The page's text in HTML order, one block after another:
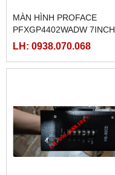
MÀN HÌNH PROFACE
PFXGP4402WADW 7INCH
LH: 0938.070.068